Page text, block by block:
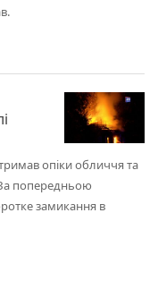
опіки обличчя та
попередньою
замикання в